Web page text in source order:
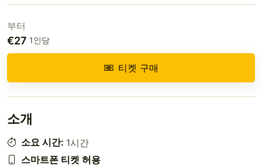
부터
€27 1인당
티켓 구매
소개
소요 시간: 1시간
스마트폰 티켓 허용